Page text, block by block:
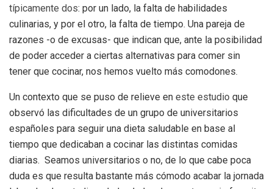
típicamente dos: por un lado, la falta de habilidades
culinarias, y por el otro, la falta de tiempo. Una pareja de
razones -o de excusas- que indican que, ante la posibilidad
de poder acceder a ciertas alternativas para comer sin
tener que cocinar, nos hemos vuelto más comodones.
Un contexto que se puso de relieve en este estudio que
observó las dificultades de un grupo de universitarios
españoles para seguir una dieta saludable en base al
tiempo que dedicaban a cocinar las distintas comidas
diarias. Seamos universitarios o no, de lo que cabe poca
duda es que resulta bastante más cómodo acabar la jornada